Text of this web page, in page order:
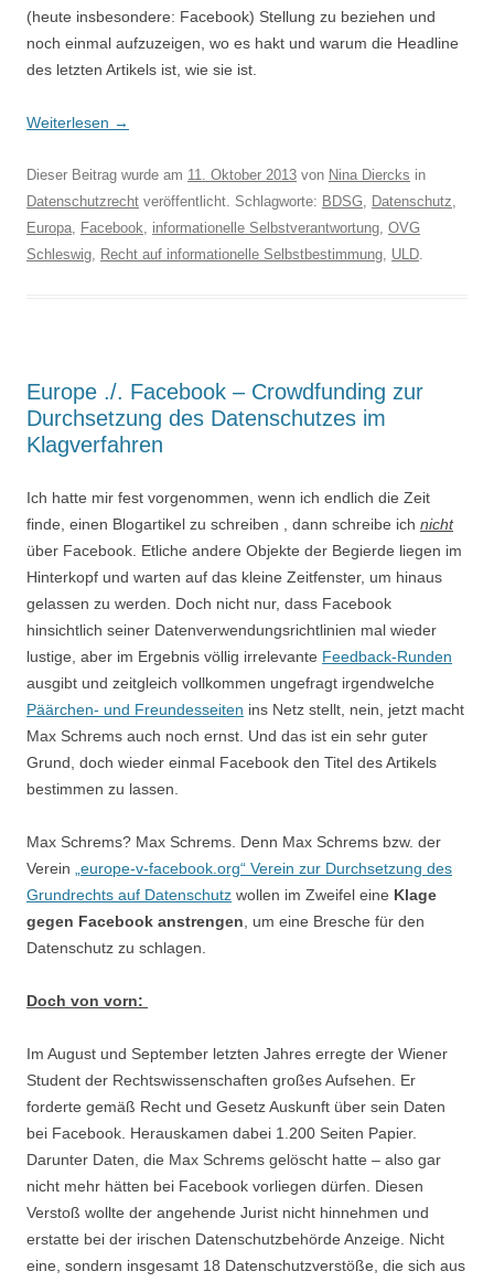
(heute insbesondere: Facebook) Stellung zu beziehen und
noch einmal aufzuzeigen, wo es hakt und warum die Headline
des letzten Artikels ist, wie sie ist.
Weiterlesen →
Dieser Beitrag wurde am 11. Oktober 2013 von Nina Diercks in
Datenschutzrecht veröffentlicht. Schlagworte: BDSG, Datenschutz,
Europa, Facebook, informationelle Selbstverantwortung, OVG
Schleswig, Recht auf informationelle Selbstbestimmung, ULD.
Europe ./. Facebook – Crowdfunding zur
Durchsetzung des Datenschutzes im
Klagverfahren
Ich hatte mir fest vorgenommen, wenn ich endlich die Zeit
finde, einen Blogartikel zu schreiben , dann schreibe ich nicht
über Facebook. Etliche andere Objekte der Begierde liegen im
Hinterkopf und warten auf das kleine Zeitfenster, um hinaus
gelassen zu werden. Doch nicht nur, dass Facebook
hinsichtlich seiner Datenverwendungsrichtlinien mal wieder
lustige, aber im Ergebnis völlig irrelevante Feedback-Runden
ausgibt und zeitgleich vollkommen ungefragt irgendwelche
Päärchen- und Freundesseiten ins Netz stellt, nein, jetzt macht
Max Schrems auch noch ernst. Und das ist ein sehr guter
Grund, doch wieder einmal Facebook den Titel des Artikels
bestimmen zu lassen.
Max Schrems? Max Schrems. Denn Max Schrems bzw. der
Verein
„europe-v-facebook.org“ Verein zur Durchsetzung des
Grundrechts auf Datenschutz wollen im Zweifel eine Klage
gegen Facebook anstrengen , um eine Bresche für den
Datenschutz zu schlagen.
Doch von vorn:
Im August und September letzten Jahres erregte der Wiener
Student der Rechtswissenschaften großes Aufsehen. Er
forderte gemäß Recht und Gesetz Auskunft über sein Daten
bei Facebook. Herauskamen dabei 1.200 Seiten Papier.
Darunter Daten, die Max Schrems gelöscht hatte – also gar
nicht mehr hätten bei Facebook vorliegen dürfen. Diesen
Verstoß wollte der angehende Jurist nicht hinnehmen und
erstatte bei der irischen Datenschutzbehörde Anzeige. Nicht
eine, sondern insgesamt 18 Datenschutzverstöße, die sich aus